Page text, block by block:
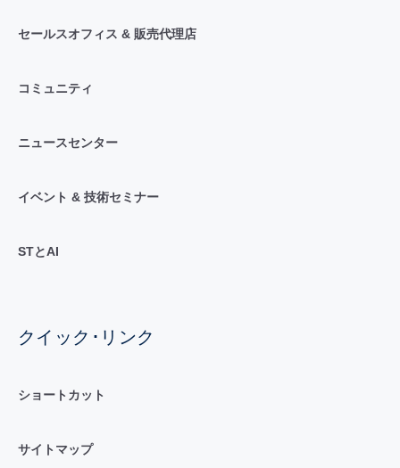
セールスオフィス & 販売代理店
コミュニティ
ニュースセンター
イベント & 技術セミナー
STとAI
クイック･リンク
ショートカット
サイトマップ